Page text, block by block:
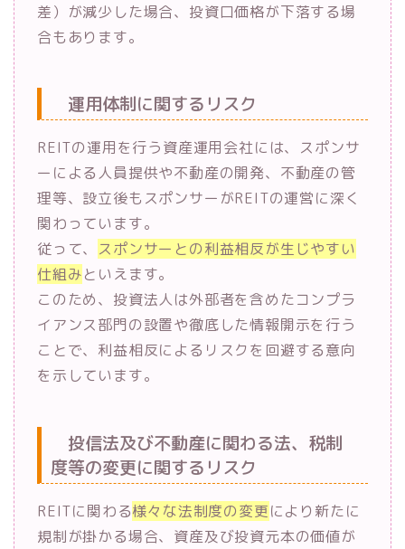
差）が減少した場合、投資口価格が下落する場
合もあります。
運用体制に関するリスク
REITの運用を行う資産運用会社には、スポンサ
ーによる人員提供や不動産の開発、不動産の管
理等、設立後もスポンサーがREITの運営に深く
関わっています。
従って、 スポンサーとの利益相反が生じやすい
仕組みといえます。
このため、投資法人は外部者を含めたコンプラ
イアンス部門の設置や徹底した情報開示を行う
ことで、利益相反によるリスクを回避する意向
を示しています。
投信法及び不動産に関わる法、税制
度等の変更に関するリスク
REITに関わる様々な法制度の変更により新たに
規制が掛かる場合、資産及び投資元本の価値が